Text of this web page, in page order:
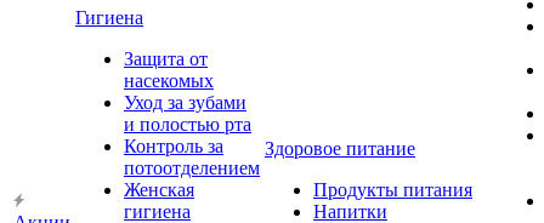
Гигиена
Защита от
насекомых
Уход за зубами
и полостью рта
Контроль за
потоотделением
Женская
гигиена
Здоровое питание
Продукты питания
Напитки